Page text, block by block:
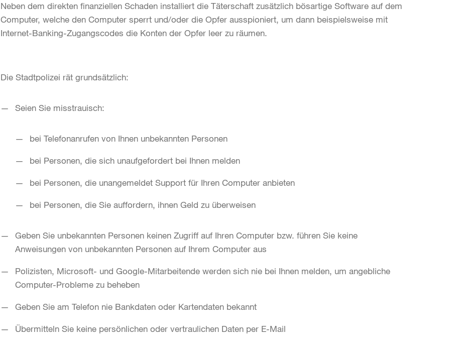
Neben dem direkten finanziellen Schaden installiert die Täterschaft zusätzlich bösartige Software auf dem
Computer, welche den Computer sperrt und/oder die Opfer ausspioniert, um dann beispielsweise mit
Internet-Banking-Zugangscodes die Konten der Opfer leer zu räumen.
Die Stadtpolizei rät grundsätzlich:
Seien Sie misstrauisch:
bei Telefonanrufen von Ihnen unbekannten Personen
bei Personen, die sich unaufgefordert bei Ihnen melden
bei Personen, die unangemeldet Support für Ihren Computer anbieten
bei Personen, die Sie auffordern, ihnen Geld zu überweisen
Geben Sie unbekannten Personen keinen Zugriff auf Ihren Computer bzw. führen Sie keine
Anweisungen von unbekannten Personen auf Ihrem Computer aus
Polizisten, Microsoft- und Google-Mitarbeitende werden sich nie bei Ihnen melden, um angebliche
Computer-Probleme zu beheben
Geben Sie am Telefon nie Bankdaten oder Kartendaten bekannt
Übermitteln Sie keine persönlichen oder vertraulichen Daten per E-Mail